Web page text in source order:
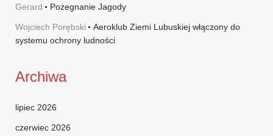
Gerard Pożegnanie Jagody
Wojciech Porębski
Aeroklub Ziemi Lubuskiej włączony do
systemu ochrony ludności
Archiwa
lipiec 2026
czerwiec 2026